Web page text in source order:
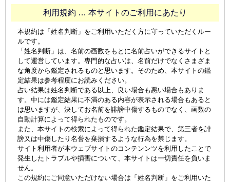
利用規約 … 本サイトのご利用にあたり
本規約は「姓名判断」をご利用いただく方に守っていただくルー
ルです。
「姓名判断」は、名前の画数をもとに名前占いができるサイトと
して運営しています。専門的な占いは、名前だけでなくさまざま
な角度から鑑定されるものと思います。そのため、本サイトの鑑
定結果は参考程度にお読みください。
占い結果は姓名判断である以上、良い場合も悪い場合もありま
す。中には鑑定結果に不満のある内容が表示される場合もあると
は思いますが、決してお名前を誹謗中傷するものでなく、画数の
自動計算によって得られたものです。
また、本サイトの検索によって得られた鑑定結果で、第三者を誹
謗又は中傷したり名誉を棄損するような行為を禁じます。
サイト利用者が本ウェブサイトのコンテンンツを利用したことで
発生したトラブルや損害について、本サイトは一切責任を負いま
せん。
この規約にご同意いただけない場合は「姓名判断」をご利用いた